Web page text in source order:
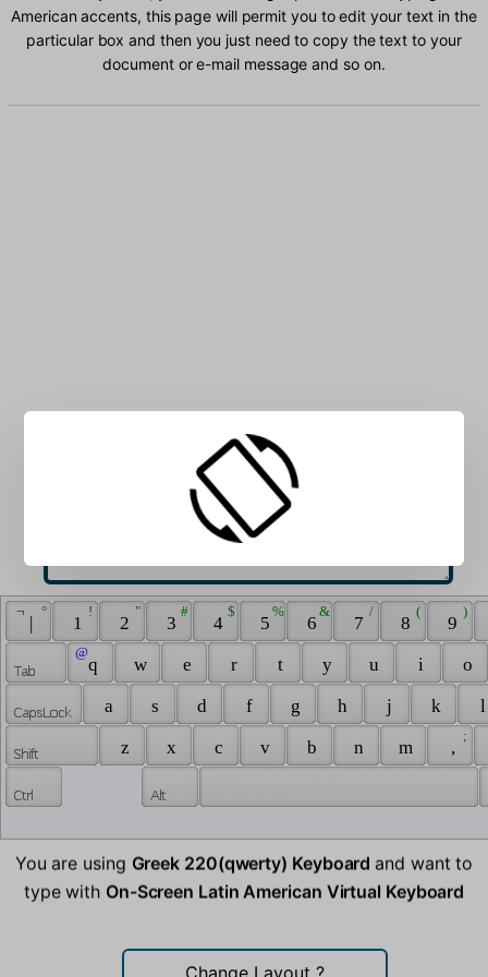
American accents, this page will permit you to edit your text in the
particular box and then you just need to copy the text to your
document or e-mail message and so on.
Type Latin American characters into the box:
|
°
¬
1
!
2
"
3
#
4
$
5
%
6
&
7
/
8
(
9
)
q
@
w e r t y u i
o
a
s d f g h j k
z
x c v b n m ,
;
You are using Greek 220(qwerty) Keyboard and want to
type with On-Screen Latin American Virtual Keyboard
Change Layout ?